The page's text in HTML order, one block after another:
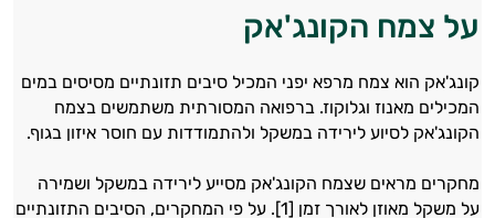
על צמח הקונג'אק
קונג'אק הוא צמח מרפא יפני המכיל סיבים תזונתיים מסיסים במים
המכילים מאנוז וגלוקוז. ברפואה המסורתית משתמשים בצמח
הקונג'אק לסיוע לירידה במשקל ולהתמודדות עם חוסר איזון בגוף.
מחקרים מראים שצמח הקונג'אק מסייע לירידה במשקל ושמירה
על משקל מאוזן לאורך זמן [1]. על פי המחקרים, הסיבים התזונתיים